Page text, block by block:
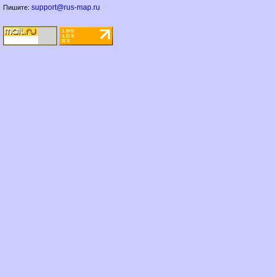
Пишите: support@rus-map.ru